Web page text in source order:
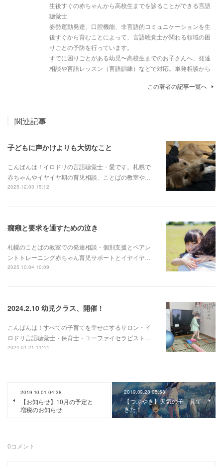
生後すぐの赤ちゃんから高校生までを診ることができる言語
聴覚士
姿勢運動発達、口腔機能、非言語的コミュニケーションを生
後すぐから育むことによって、言語聴覚士が関わる領域の困
りごとの予防を行っています。
すでに困りごとがある幼児〜高校生までのお子さんへ、発達
相談や言語レッスン（言語訓練）などで対応。単発相談から
この著者の記事一覧へ
関連記事
子どもに声かけよりも大切なこと
こんばんは！イロドリの言語聴覚士・愛です。札幌で
赤ちゃんやイヤイヤ期の育児相談、ことばの教室や…
2025.12.03 15:12
癇癪と要求を通すための泣き
札幌のことばの教室での発達相談・個別支援とペアレ
ントトレーニング赤ちゃん育児サポートとイヤイヤ…
2025.10.04 10:09
2024.2.10 幼児クラス、開催！
こんばんは！すべての子育てを幸せにするサロン・イ
ロドリ言語聴覚士・保育士・ユーファイセラピスト…
2024.01.21 11:44
2019.10.01 04:38
【お知らせ】10月の予定と
増税のお知らせ
2019.09.28 05:53
【つぶやき】天気の子 見て
きた！
0コメント